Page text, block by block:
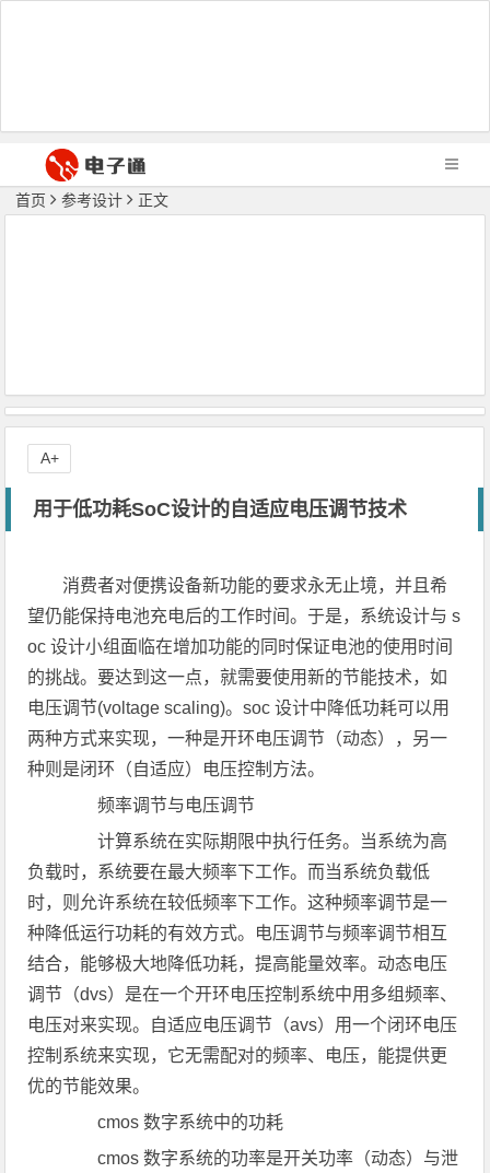
首页 参考设计 正文
用于低功耗SoC设计的自适应电压调节技术
消费者对便携设备新功能的要求永无止境，并且希
望仍能保持电池充电后的工作时间。于是，系统设计与 s
oc 设计小组面临在增加功能的同时保证电池的使用时间
的挑战。要达到这一点，就需要使用新的节能技术，如
电压调节(voltage scaling)。soc 设计中降低功耗可以用
两种方式来实现，一种是开环电压调节（动态），另一
种则是闭环（自适应）电压控制方法。
频率调节与电压调节
计算系统在实际期限中执行任务。当系统为高
负载时，系统要在最大频率下工作。而当系统负载低
时，则允许系统在较低频率下工作。这种频率调节是一
种降低运行功耗的有效方式。电压调节与频率调节相互
结合，能够极大地降低功耗，提高能量效率。动态电压
调节（dvs）是在一个开环电压控制系统中用多组频率、
电压对来实现。自适应电压调节（avs）用一个闭环电压
控制系统来实现，它无需配对的频率、电压，能提供更
优的节能效果。
cmos 数字系统中的功耗
cmos 数字系统的功率是开关功率（动态）与泄
A+